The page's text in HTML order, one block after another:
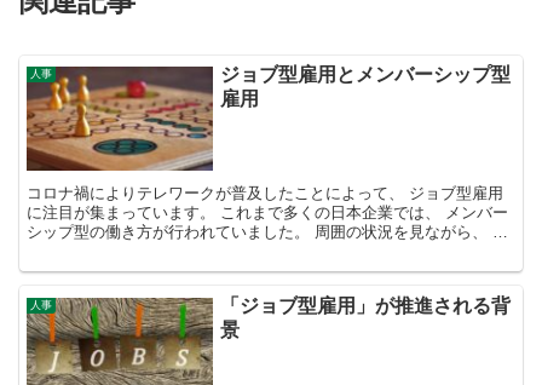
人事
ジョブ型雇用とメンバーシップ型
雇用
コロナ禍によりテレワークが普及したことによって、 ジョブ型雇用
に注目が集まっています。 これまで多くの日本企業では、 メンバー
シップ型の働き方が行われていました。 周囲の状況を見ながら、 自
人事
「ジョブ型雇用」が推進される背
景